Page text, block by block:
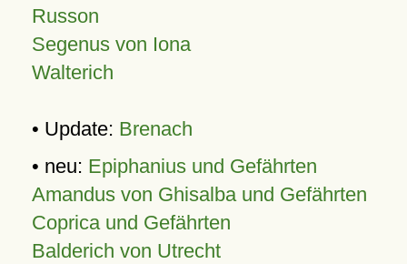
Russon
Segenus von Iona
Walterich
• Update: Brenach
• neu: Epiphanius und Gefährten
Amandus von Ghisalba und Gefährten
Coprica und Gefährten
Balderich von Utrecht